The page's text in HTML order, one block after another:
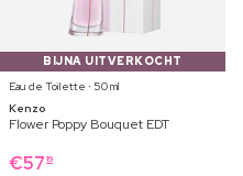
BIJNA UITVERKOCHT
Eau de Toilette ⋅ 50 ml
Kenzo
Flower Poppy Bouquet EDT
€57 19